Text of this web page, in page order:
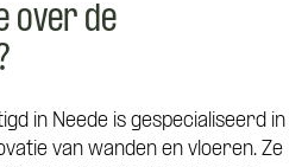
over de
in Neede is gespecialiseerd in
van wanden en vloeren. Ze